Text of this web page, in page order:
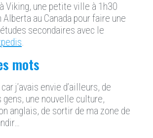
Viking, une petite ville à 1h30
Alberta au Canada pour faire une
secondaires avec le
.
mots
j’avais envie d’ailleurs, de
une nouvelle culture,
anglais, de sortir de ma zone de